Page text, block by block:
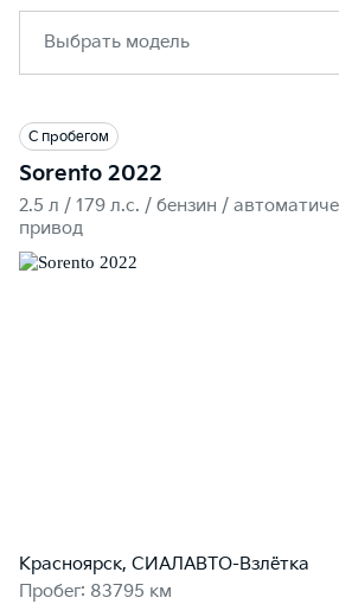
Выбрать модель
С пробегом
Sorento 2022
2.5 л / 179 л.c. / бензин /
привод
Красноярск, СИАЛАВТО-Взлётка
Пробег: 83795 км